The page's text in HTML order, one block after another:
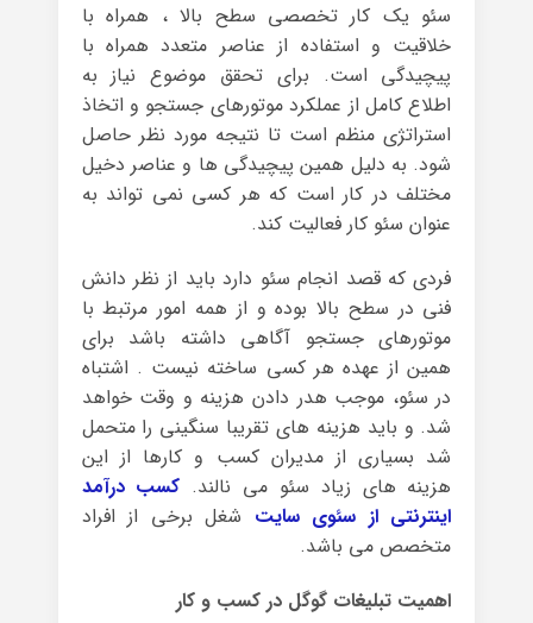
سئو یک کار تخصصی سطح بالا ، همراه با
خلاقیت و استفاده از عناصر متعدد همراه با
پیچیدگی است. برای تحقق موضوع نیاز به
اطلاع کامل از عملکرد موتورهای جستجو و اتخاذ
استراتژی منظم است تا نتیجه مورد نظر حاصل
شود. به دلیل همین پیچیدگی ها و عناصر دخیل
مختلف در کار است که هر کسی نمی تواند به
عنوان سئو کار فعالیت کند.
فردی که قصد انجام سئو دارد باید از نظر دانش
فنی در سطح بالا بوده و از همه امور مرتبط با
موتورهای جستجو آگاهی داشته باشد برای
همین از عهده هر کسی ساخته نیست . اشتباه
در سئو، موجب هدر دادن هزینه و وقت خواهد
شد. و باید هزینه های تقریبا سنگینی را متحمل
شد بسیاری از مدیران کسب و کارها از این
هزینه های زیاد سئو می نالند. کسب درآمد
اینترنتی از سئوی سایت شغل برخی از افراد
متخصص می باشد.
اهمیت تبلیغات گوگل در کسب و کار